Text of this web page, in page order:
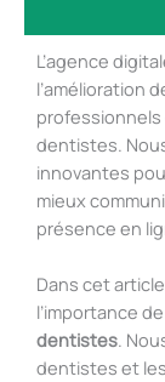
L’agence
l’amélioration
dentistes.
innovantes
mieux
présence en
Dans cet
l’importance
dentistes.
dentistes et